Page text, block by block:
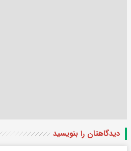
دیدگاهتان را بنویسید